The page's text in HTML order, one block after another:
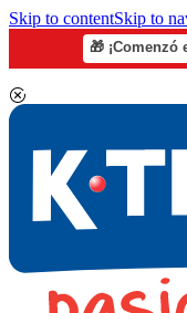
Skip to contentSkip to
🎁 ¡Comenzó